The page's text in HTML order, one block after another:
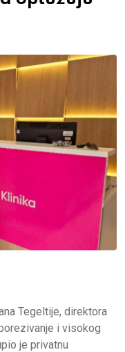
Tegeltije, direktora
i visokog
je privatnu